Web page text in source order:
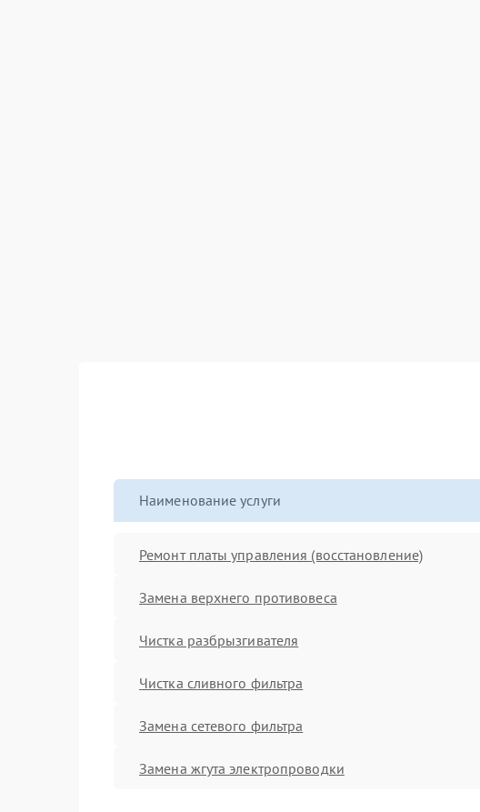
Наименование услуги
Ремонт платы управления (восстановление)
Замена верхнего противовеса
Чистка разбрызгивателя
Чистка сливного фильтра
Замена сетевого фильтра
Замена жгута электропроводки